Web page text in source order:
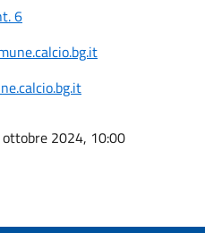
6
ottobre 2024, 10:00